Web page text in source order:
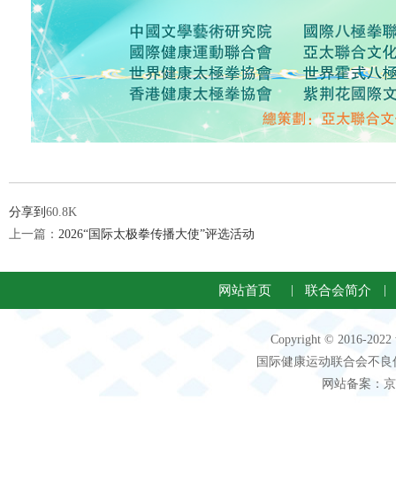
分享到 60.8K
上一篇： 2026“国际太极拳传播大使”评选活动
网站首页 联合会简介
Copyright © 2016-
国际健康运动联合会不
网站备案：